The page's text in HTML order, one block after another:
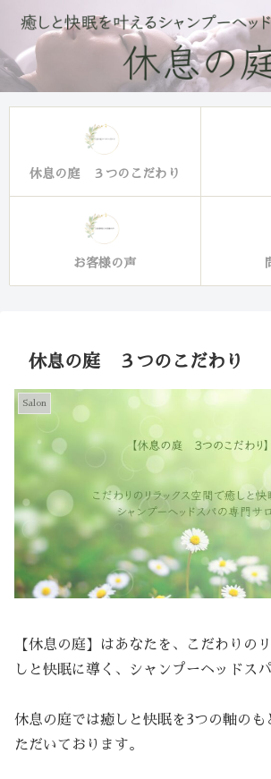
休息の庭 ３つのこだわり
お客様の声
休息の庭 ３つのこだわり
Salon
【休息の庭】はあなたを、こだわりの
しと快眠に導く、シャンプーヘッドス
休息の庭では癒しと快眠を3つの軸のも
ただいております。